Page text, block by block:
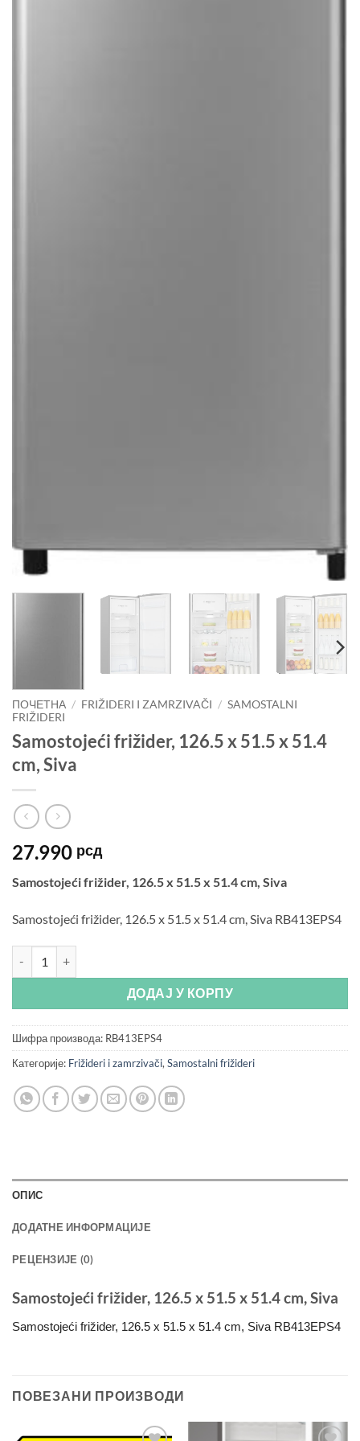
ПОЧЕТНА / FRIŽIDERI I ZAMRZIVAČI / SAMOSTALNI
FRIŽIDERI
Samostojeći frižider, 126.5 x 51.5 x 51.4
cm, Siva
27.990 рсд
Samostojeći frižider, 126.5 x 51.5 x 51.4 cm, Siva
Samostojeći frižider, 126.5 x 51.5 x 51.4 cm, Siva RB413EPS4
ДОДАЈ У КОРПУ
Шифра производа: RB413EPS4
Категорије: Frižideri i zamrzivači,Samostalni frižideri
ОПИС
ДОДАТНЕ ИНФОРМАЦИЈЕ
РЕЦЕНЗИЈЕ (0)
Samostojeći frižider, 126.5 x 51.5 x 51.4 cm, Siva
Samostojeći frižider, 126.5 x 51.5 x 51.4 cm, Siva RB413EPS4
ПОВЕЗАНИ ПРОИЗВОДИ